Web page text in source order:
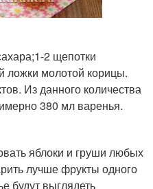
2 щепотки
ложки молотой корицы.
Из данного количества
380 мл варенья.
яблоки и груши любых
лучше фрукты одного
будут выглядеть